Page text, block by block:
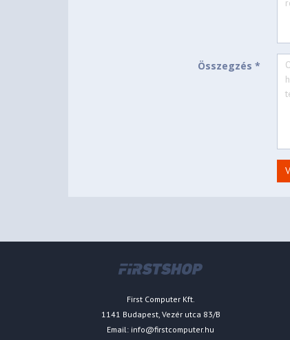
Összegzés *
First Computer Kft.
1141 Budapest, Vezér utca 83/B
Email: info@firstcomputer.hu